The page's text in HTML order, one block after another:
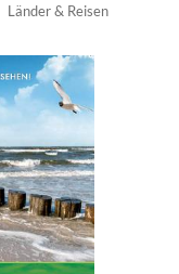
Länder & Reisen